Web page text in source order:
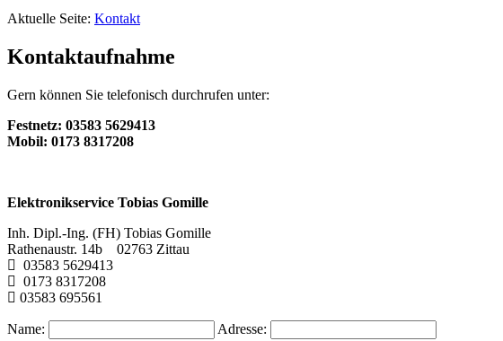
Aktuelle Seite: Kontakt
Kontaktaufnahme
Gern können Sie telefonisch durchrufen unter:
Festnetz: 03583 5629413
Mobil: 0173 8317208
Elektronikservice Tobias Gomille
Inh. Dipl.-Ing. (FH) Tobias Gomille
Rathenaustr. 14b 02763 Zittau
03583 5629413
0173 8317208
03583 695561
Name: Adresse: